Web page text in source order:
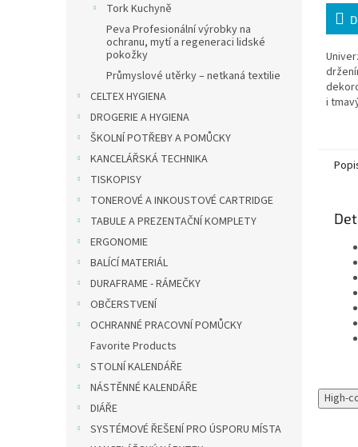
Tork Kuchyně
Peva Profesionální výrobky na
ochranu, mytí a regeneraci lidské
pokožky
Průmyslové utěrky – netkaná textilie
CELTEX HYGIENA
DROGERIE A HYGIENA
ŠKOLNÍ POTŘEBY A POMŮCKY
KANCELÁŘSKÁ TECHNIKA
TISKOPISY
TONEROVÉ A INKOUSTOVÉ CARTRIDGE
TABULE A PREZENTAČNÍ KOMPLETY
ERGONOMIE
BALÍCÍ MATERIÁL
DURAFRAME - RÁMEČKY
OBČERSTVENÍ
OCHRANNÉ PRACOVNÍ POMŮCKY
Favorite Products
STOLNÍ KALENDÁŘE
NÁSTĚNNÉ KALENDÁŘE
DIÁŘE
SYSTÉMOVÉ ŘEŠENÍ PRO ÚSPORU MÍSTA
i
High-